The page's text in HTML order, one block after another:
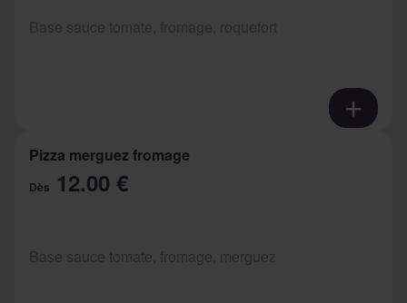
Pizza merguez fromage
Dès 12.00 €